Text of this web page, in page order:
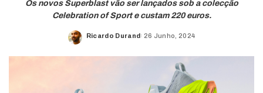
Os novos Superblast vão ser lançados sob a colecção
Celebration of Sport e custam 220 euros.
Posted
Ricardo Durand 26 Junho, 2024